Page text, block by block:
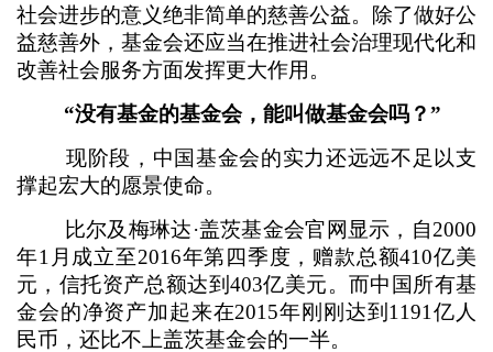
社会进步的意义绝非简单的慈善公益。除了做好公
益慈善外，基金会还应当在推进社会治理现代化和
改善社会服务方面发挥更大作用。
“没有基金的基金会，能叫做基金会吗？”
现阶段，中国基金会的实力还远远不足以支
撑起宏大的愿景使命。
比尔及梅琳达·盖茨基金会官网显示，自2000
年1月成立至2016年第四季度，赠款总额410亿美
元，信托资产总额达到403亿美元。而中国所有基
金会的净资产加起来在2015年刚刚达到1191亿人
民币，还比不上盖茨基金会的一半。